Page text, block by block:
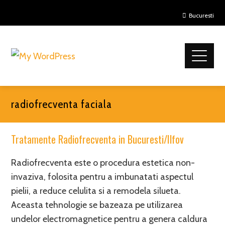
Bucuresti
radiofrecventa faciala
Tratamente Radiofrecventa in Bucuresti/Ilfov
Radiofrecventa este o procedura estetica non-
invaziva, folosita pentru a imbunatati aspectul
pielii, a reduce celulita si a remodela silueta.
Aceasta tehnologie se bazeaza pe utilizarea
undelor electromagnetice pentru a genera caldura